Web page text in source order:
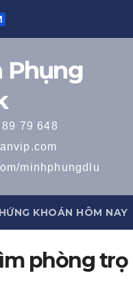
Phụng
79 648
minhphungdlu
KHOÁN HÔM NAY
phòng trọ